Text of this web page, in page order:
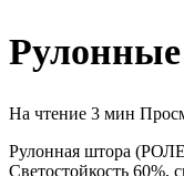
На чтение 3 мин
Рулонная штора
Светостойкость 60%,